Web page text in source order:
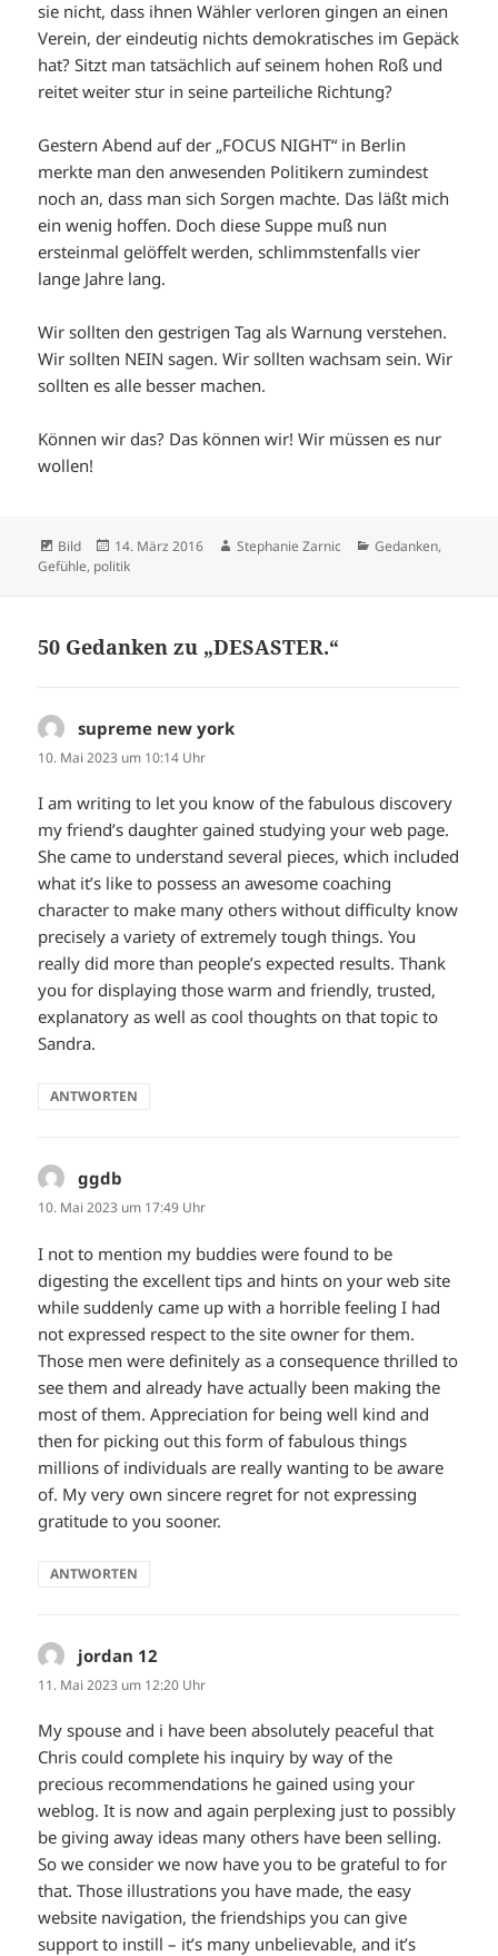
sie nicht, dass ihnen Wähler verloren gingen an einen
Verein, der eindeutig nichts demokratisches im Gepäck
hat? Sitzt man tatsächlich auf seinem hohen Roß und
reitet weiter stur in seine parteiliche Richtung?
Gestern Abend auf der „FOCUS NIGHT“ in Berlin
merkte man den anwesenden Politikern zumindest
noch an, dass man sich Sorgen machte. Das läßt mich
ein wenig hoffen. Doch diese Suppe muß nun
ersteinmal gelöffelt werden, schlimmstenfalls vier
lange Jahre lang.
Wir sollten den gestrigen Tag als Warnung verstehen.
Wir sollten NEIN sagen. Wir sollten wachsam sein. Wir
sollten es alle besser machen.
Können wir das? Das können wir! Wir müssen es nur
wollen!
Format
Bild
Veröffentlicht
am
14. März 2016 Autor
Stephanie Zarnic Kategorien
Gedanken,
Gefühle, politik
50 Gedanken zu „DESASTER.“
supreme new york
10. Mai 2023 um 10:14 Uhr
I am writing to let you know of the fabulous discovery
my friend’s daughter gained studying your web page.
She came to understand several pieces, which included
what it’s like to possess an awesome coaching
character to make many others without difficulty know
precisely a variety of extremely tough things. You
really did more than people’s expected results. Thank
you for displaying those warm and friendly, trusted,
explanatory as well as cool thoughts on that topic to
Sandra.
ANTWORTEN
ggdb
10. Mai 2023 um 17:49 Uhr
I not to mention my buddies were found to be
digesting the excellent tips and hints on your web site
while suddenly came up with a horrible feeling I had
not expressed respect to the site owner for them.
Those men were definitely as a consequence thrilled to
see them and already have actually been making the
most of them. Appreciation for being well kind and
then for picking out this form of fabulous things
millions of individuals are really wanting to be aware
of. My very own sincere regret for not expressing
gratitude to you sooner.
ANTWORTEN
jordan 12
11. Mai 2023 um 12:20 Uhr
My spouse and i have been absolutely peaceful that
Chris could complete his inquiry by way of the
precious recommendations he gained using your
weblog. It is now and again perplexing just to possibly
be giving away ideas many others have been selling.
So we consider we now have you to be grateful to for
that. Those illustrations you have made, the easy
website navigation, the friendships you can give
support to instill – it’s many unbelievable, and it’s